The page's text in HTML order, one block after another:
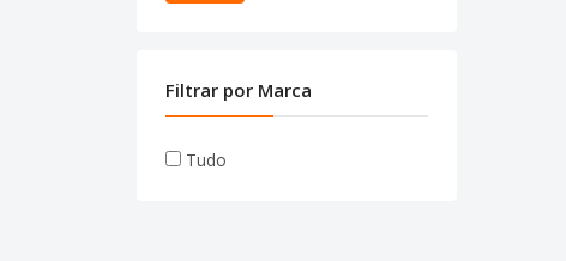
Filtrar por Marca
Tudo